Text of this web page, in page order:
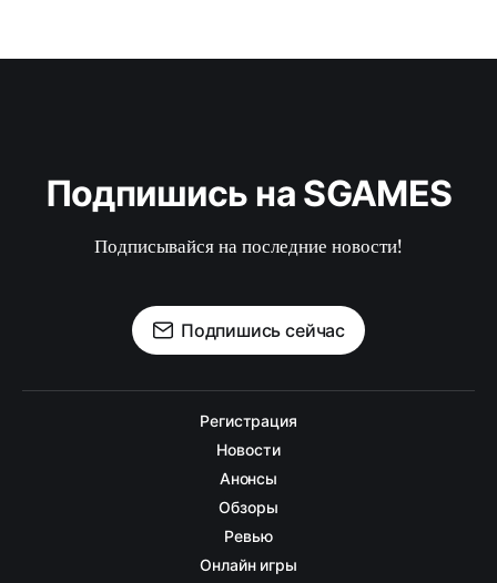
Подпишись на SGAMES
Подписывайся на последние новости!
Подпишись сейчас
Регистрация
Новости
Анонсы
Обзоры
Ревью
Онлайн игры